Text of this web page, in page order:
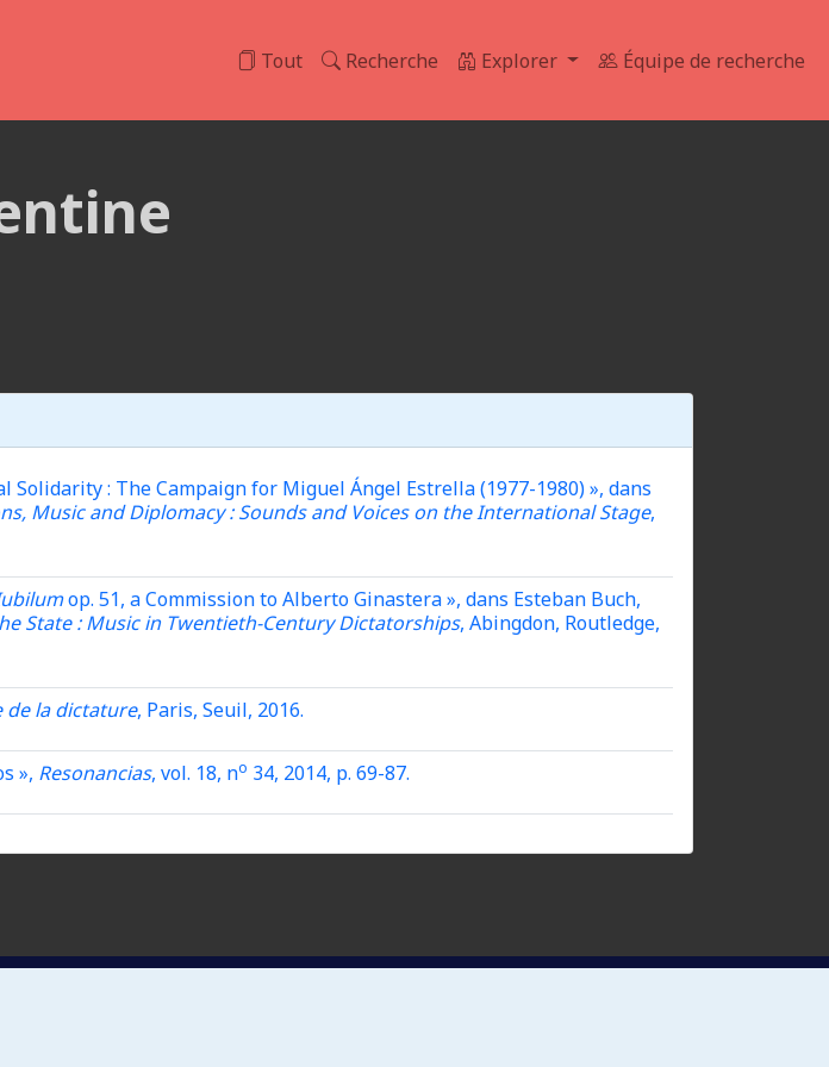
Tout Recherche Explorer Équipe de recherche
: The Campaign for Miguel Ángel Estrella (1977-1980) », dans
Music and Diplomacy : Sounds and Voices on the International Stage,
op. 51, a Commission to Alberto Ginastera », dans Esteban Buch,
State : Music in Twentieth-Century Dictatorships, Abingdon, Routledge,
de la dictature, Paris, Seuil, 2016.
», Resonancias, vol. 18, no 34, 2014, p. 69-87.